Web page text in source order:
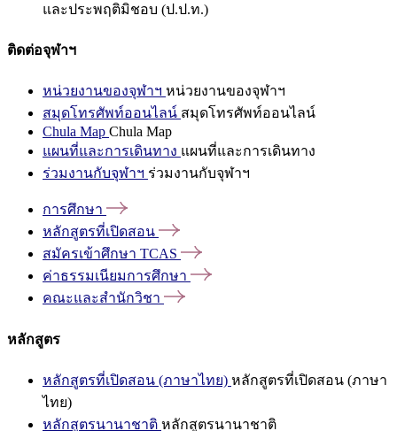
และประพฤติมิชอบ (ป.ป.ท.)
ติดต่อจุฬาฯ
หน่วยงานของจุฬาฯ หน่วยงานของจุฬาฯ
สมุดโทรศัพท์ออนไลน์ สมุดโทรศัพท์ออนไลน์
Chula Map Chula Map
แผนที่และการเดินทาง แผนที่และการเดินทาง
ร่วมงานกับจุฬาฯ ร่วมงานกับจุฬาฯ
การศึกษา
หลักสูตรที่เปิดสอน
สมัครเข้าศึกษา TCAS
ค่าธรรมเนียมการศึกษา
คณะและสำนักวิชา
หลักสูตร
หลักสูตรที่เปิดสอน (ภาษาไทย) หลักสูตรที่เปิดสอน (ภาษา
ไทย)
หลักสูตรนานาชาติ หลักสูตรนานาชาติ